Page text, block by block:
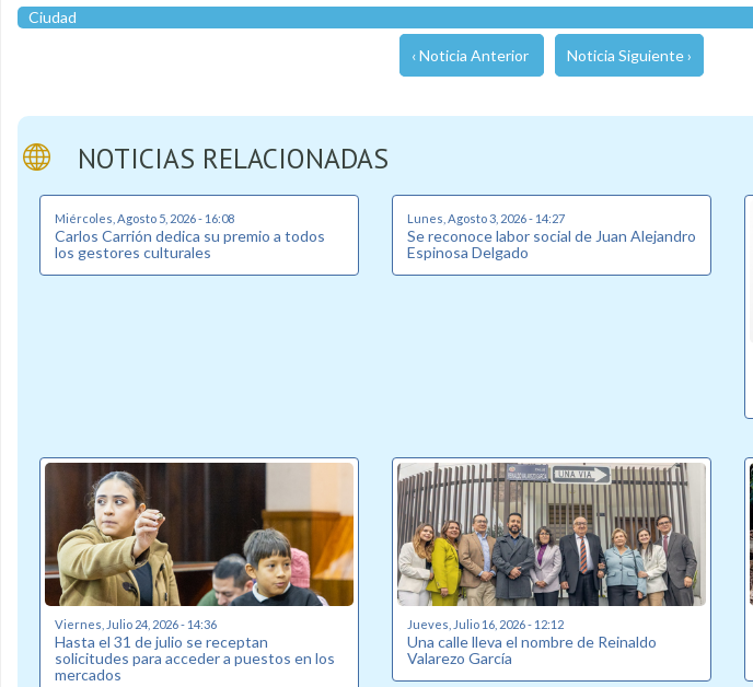
Ciudad
‹ Noticia Anterior Noticia Siguiente ›
NOTICIAS RELACIONADAS
Miércoles, Agosto 5, 2026 - 16:08
Carlos Carrión dedica su premio a todos
los gestores culturales
Lunes, Agosto 3, 2026 - 14:27
Se reconoce labor social de Juan Alejandro
Espinosa Delgado
Viernes, Julio 24, 2026 - 14:36
Hasta el 31 de julio se receptan
solicitudes para acceder a puestos en los
mercados
Jueves, Julio 16, 2026 - 12:12
Una calle lleva el nombre de Reinaldo
Valarezo García